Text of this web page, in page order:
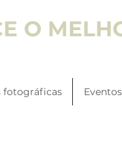
O
fotográficas Eventos